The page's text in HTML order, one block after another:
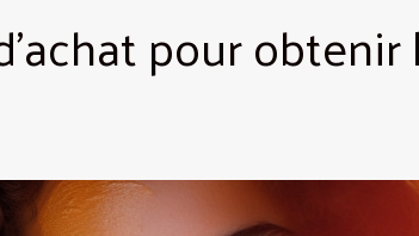
pour obtenir